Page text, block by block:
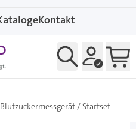
Kontakt
/ Startset